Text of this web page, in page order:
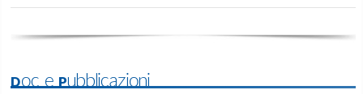
Doc e Pubblicazioni